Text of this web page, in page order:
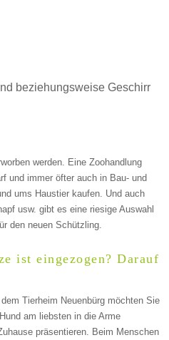
HINZUFÜGEN
akzeptiere ich die
beziehungsweise Geschirr
werden. Eine Zoohandlung
und immer öfter auch in Bau- und
ums Haustier kaufen. Und auch
usw. gibt es eine riesige Auswahl
den neuen Schützling.
ist eingezogen? Darauf
Tierheim Neuenbürg möchten Sie
am liebsten in die Arme
präsentieren. Beim Menschen